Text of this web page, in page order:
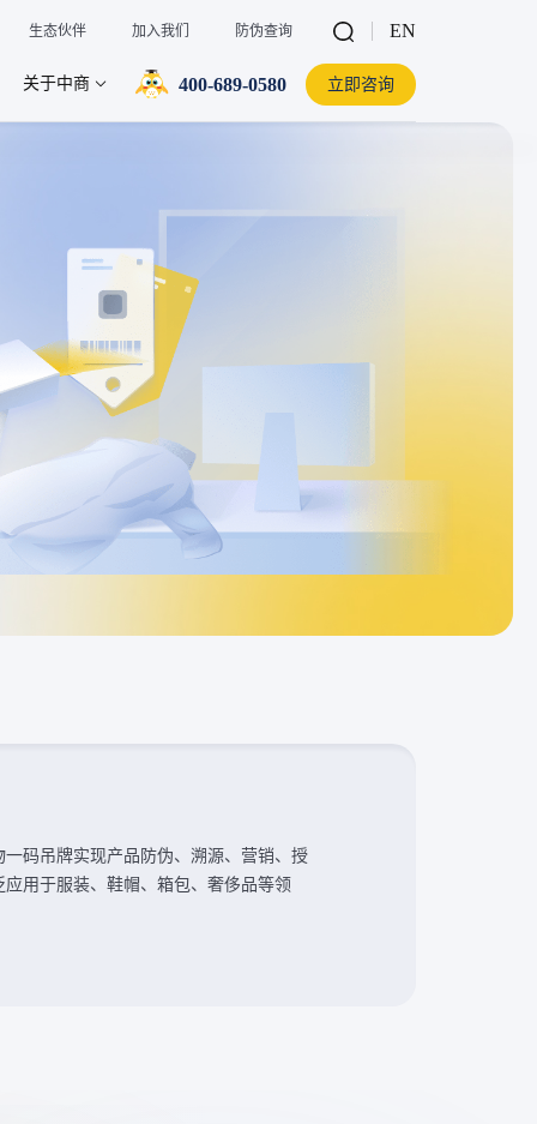
生态伙伴 加入我们 防伪查询 EN
关于中商 400-689-0580 立即咨询
码吊牌实现产品防伪、溯源、营销、授
用于服装、鞋帽、箱包、奢侈品等领